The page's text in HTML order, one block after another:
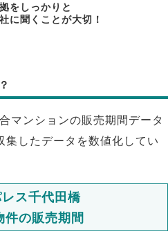
をしっかりと
に聞くことが大切！
マンションの販売期間データ
集したデータを数値化してい
ス千代田橋
件の販売期間